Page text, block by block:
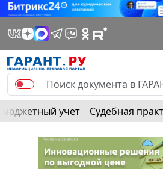
Бюджетный учет Судебная